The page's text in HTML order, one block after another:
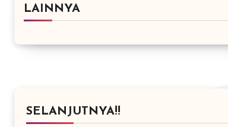
LAINNYA
SELANJUTNYA!!